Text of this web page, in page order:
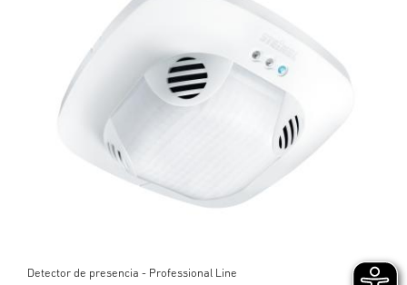
Detector de presencia - Professional Line